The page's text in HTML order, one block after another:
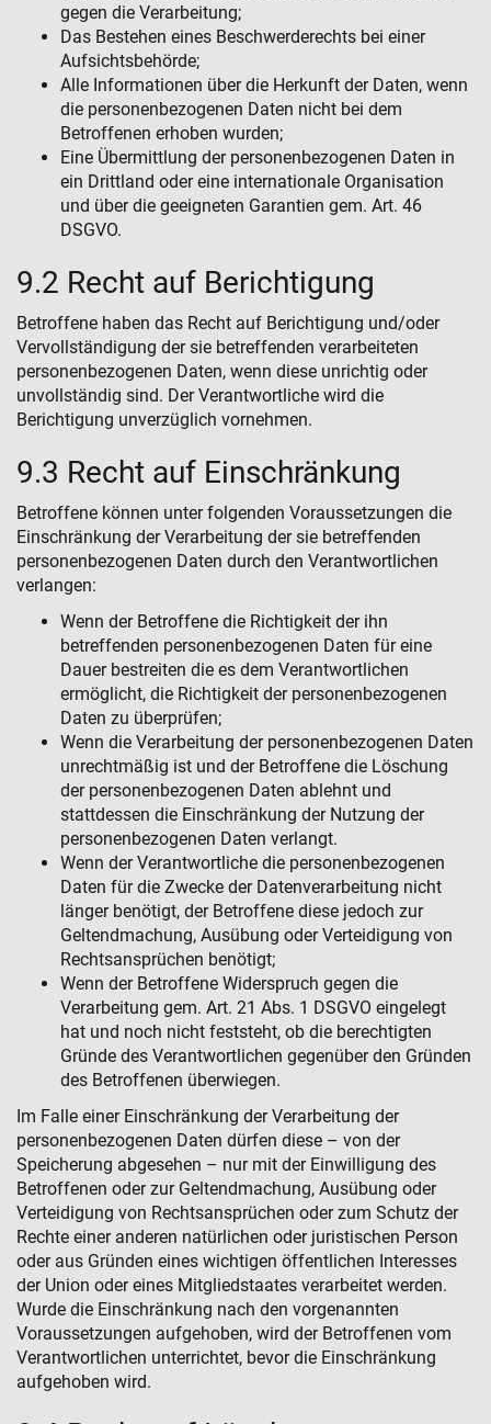
gegen die Verarbeitung;
Das Bestehen eines Beschwerderechts bei einer
Aufsichtsbehörde;
Alle Informationen über die Herkunft der Daten, wenn
die personenbezogenen Daten nicht bei dem
Betroffenen erhoben wurden;
Eine Übermittlung der personenbezogenen Daten in
ein Drittland oder eine internationale Organisation
und über die geeigneten Garantien gem. Art. 46
DSGVO.
9.2 Recht auf Berichtigung
Betroffene haben das Recht auf Berichtigung und/oder
Vervollständigung der sie betreffenden verarbeiteten
personenbezogenen Daten, wenn diese unrichtig oder
unvollständig sind. Der Verantwortliche wird die
Berichtigung unverzüglich vornehmen.
9.3 Recht auf Einschränkung
Betroffene können unter folgenden Voraussetzungen die
Einschränkung der Verarbeitung der sie betreffenden
personenbezogenen Daten durch den Verantwortlichen
verlangen:
Wenn der Betroffene die Richtigkeit der ihn
betreffenden personenbezogenen Daten für eine
Dauer bestreiten die es dem Verantwortlichen
ermöglicht, die Richtigkeit der personenbezogenen
Daten zu überprüfen;
Wenn die Verarbeitung der personenbezogenen Daten
unrechtmäßig ist und der Betroffene die Löschung
der personenbezogenen Daten ablehnt und
stattdessen die Einschränkung der Nutzung der
personenbezogenen Daten verlangt.
Wenn der Verantwortliche die personenbezogenen
Daten für die Zwecke der Datenverarbeitung nicht
länger benötigt, der Betroffene diese jedoch zur
Geltendmachung, Ausübung oder Verteidigung von
Rechtsansprüchen benötigt;
Wenn der Betroffene Widerspruch gegen die
Verarbeitung gem. Art. 21 Abs. 1 DSGVO eingelegt
hat und noch nicht feststeht, ob die berechtigten
Gründe des Verantwortlichen gegenüber den Gründen
des Betroffenen überwiegen.
Im Falle einer Einschränkung der Verarbeitung der
personenbezogenen Daten dürfen diese – von der
Speicherung abgesehen – nur mit der Einwilligung des
Betroffenen oder zur Geltendmachung, Ausübung oder
Verteidigung von Rechtsansprüchen oder zum Schutz der
Rechte einer anderen natürlichen oder juristischen Person
oder aus Gründen eines wichtigen öffentlichen Interesses
der Union oder eines Mitgliedstaates verarbeitet werden.
Wurde die Einschränkung nach den vorgenannten
Voraussetzungen aufgehoben, wird der Betroffenen vom
Verantwortlichen unterrichtet, bevor die Einschränkung
aufgehoben wird.